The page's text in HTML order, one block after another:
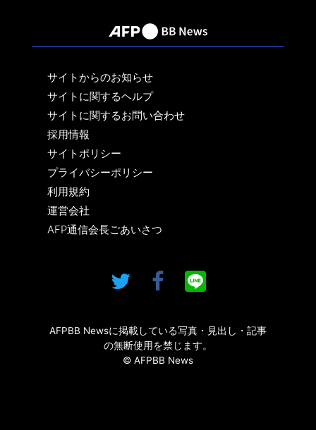
サイトからのお知らせ
サイトに関するヘルプ
サイトに関するお問い合わせ
採用情報
サイトポリシー
プライバシーポリシー
利用規約
運営会社
AFP通信会長ごあいさつ
AFPBB Newsに掲載している写真・見出し・記事
の無断使用を禁じます。
© AFPBB News